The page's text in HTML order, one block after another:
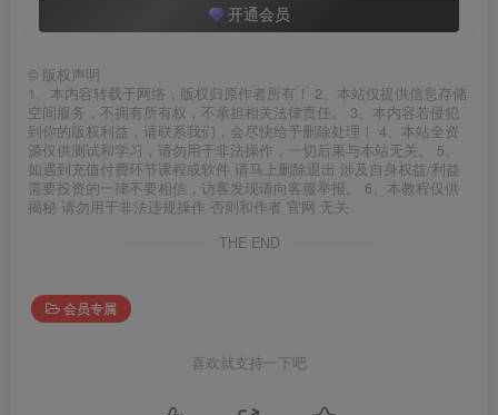
开通会员
© 版权声明
1、本内容转载于网络，版权归原作者所有！ 2、本站仅提供信息存储
空间服务，不拥有所有权，不承担相关法律责任。 3、本内容若侵犯
到你的版权利益，请联系我们，会尽快给予删除处理！ 4、本站全资
源仅供测试和学习，请勿用于非法操作，一切后果与本站无关。 5、
如遇到充值付费环节课程或软件 请马上删除退出 涉及自身权益/利益
需要投资的一律不要相信，访客发现请向客服举报。 6、本教程仅供
揭秘 请勿用于非法违规操作 否则和作者 官网 无关
THE END
会员专属
喜欢就支持一下吧